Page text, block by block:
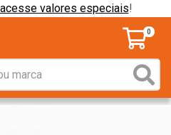
valores especiais!
0